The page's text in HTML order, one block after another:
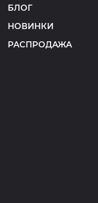
БЛОГ
НОВИНКИ
РАСПРОДАЖА